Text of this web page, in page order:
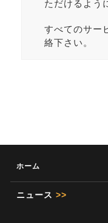
ただけるよう
すべてのサー
絡下さい。
ホーム
ニュース >>